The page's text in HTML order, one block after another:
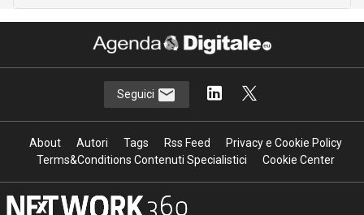
Seguici
About Autori Tags Rss Feed
Privacy e Cookie Policy
Terms&Conditions Contenuti Specialistici
Cookie Center